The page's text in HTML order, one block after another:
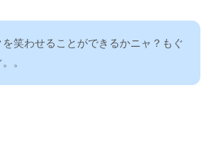
を笑わせることができるかニャ？もぐ
。